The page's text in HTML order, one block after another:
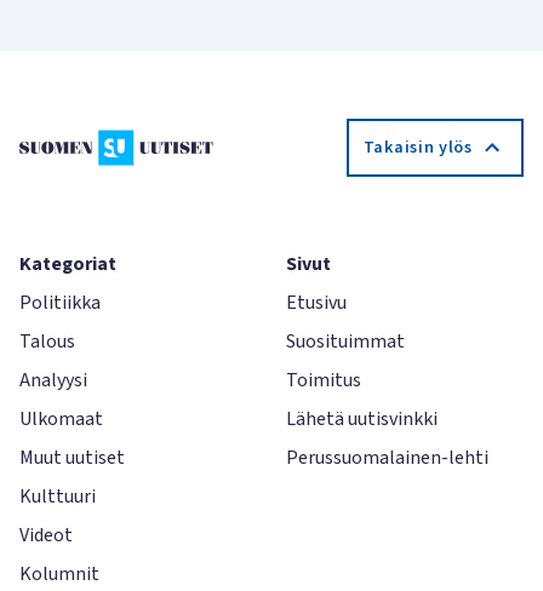
Takaisin ylös
Kategoriat
Politiikka
Talous
Analyysi
Ulkomaat
Muut uutiset
Kulttuuri
Videot
Kolumnit
Sivut
Etusivu
Suosituimmat
Toimitus
Lähetä uutisvinkki
Perussuomalainen-lehti